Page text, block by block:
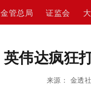
金管总局 证监会
英伟达疯狂
来源： 金透